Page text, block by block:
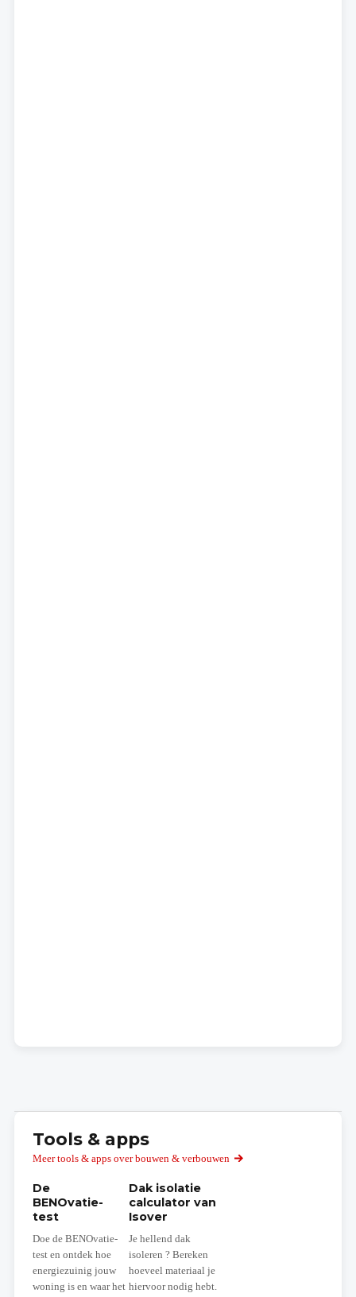
Tools & apps
Meer tools & apps over bouwen & verbouwen
De
BENOvatie-
test
Doe de BENOvatie-
test en ontdek hoe
energiezuinig jouw
woning is en waar het
Dak isolatie
calculator van
Isover
Je hellend dak
isoleren ? Bereken
hoeveel materiaal je
hiervoor nodig hebt.